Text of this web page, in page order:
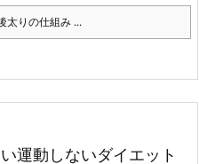
太りの仕組み ...
運動しないダイエット